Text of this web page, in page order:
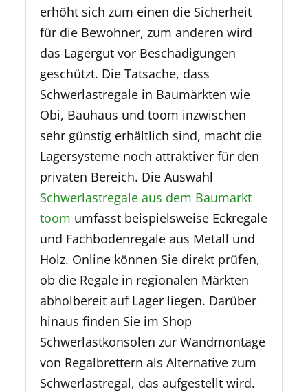
erhöht sich zum einen die Sicherheit
für die Bewohner, zum anderen wird
das Lagergut vor Beschädigungen
geschützt. Die Tatsache, dass
Schwerlastregale in Baumärkten wie
Obi, Bauhaus und toom inzwischen
sehr günstig erhältlich sind, macht die
Lagersysteme noch attraktiver für den
privaten Bereich. Die Auswahl
Schwerlastregale aus dem Baumarkt
toom umfasst beispielsweise Eckregale
und Fachbodenregale aus Metall und
Holz. Online können Sie direkt prüfen,
ob die Regale in regionalen Märkten
abholbereit auf Lager liegen. Darüber
hinaus finden Sie im Shop
Schwerlastkonsolen zur Wandmontage
von Regalbrettern als Alternative zum
Schwerlastregal, das aufgestellt wird.